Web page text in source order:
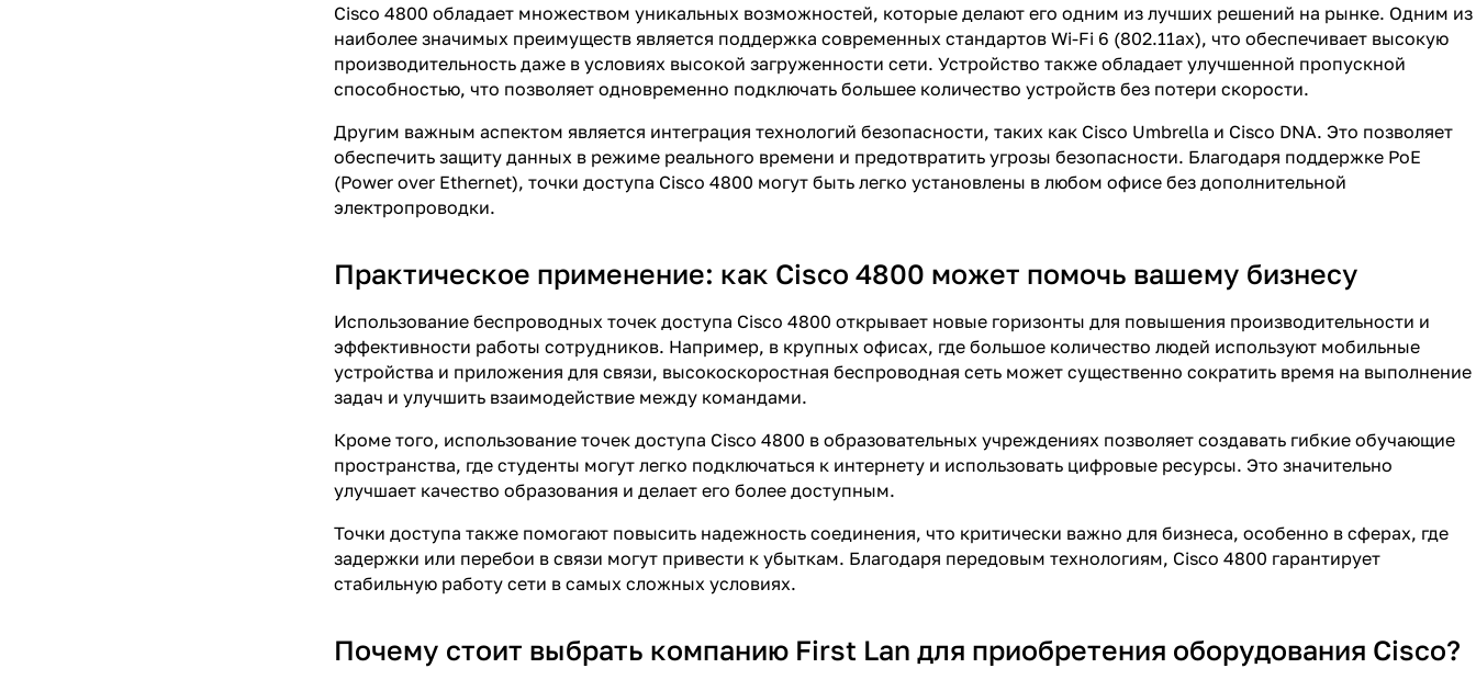
Cisco 4800 обладает множеством уникальных возможностей, которые делают его одним из лучших решений на рынке. Одним из
наиболее значимых преимуществ является поддержка современных стандартов Wi-Fi 6 (802.11ax), что обеспечивает высокую
производительность даже в условиях высокой загруженности сети. Устройство также обладает улучшенной пропускной
способностью, что позволяет одновременно подключать большее количество устройств без потери скорости.
Другим важным аспектом является интеграция технологий безопасности, таких как Cisco Umbrella и Cisco DNA. Это позволяет
обеспечить защиту данных в режиме реального времени и предотвратить угрозы безопасности. Благодаря поддержке PoE
(Power over Ethernet), точки доступа Cisco 4800 могут быть легко установлены в любом офисе без дополнительной
электропроводки.
Практическое применение: как Cisco 4800 может помочь вашему бизнесу
Использование беспроводных точек доступа Cisco 4800 открывает новые горизонты для повышения производительности и
эффективности работы сотрудников. Например, в крупных офисах, где большое количество людей используют мобильные
устройства и приложения для связи, высокоскоростная беспроводная сеть может существенно сократить время на выполнение
задач и улучшить взаимодействие между командами.
Кроме того, использование точек доступа Cisco 4800 в образовательных учреждениях позволяет создавать гибкие обучающие
пространства, где студенты могут легко подключаться к интернету и использовать цифровые ресурсы. Это значительно
улучшает качество образования и делает его более доступным.
Точки доступа также помогают повысить надежность соединения, что критически важно для бизнеса, особенно в сферах, где
задержки или перебои в связи могут привести к убыткам. Благодаря передовым технологиям, Cisco 4800 гарантирует
стабильную работу сети в самых сложных условиях.
Почему стоит выбрать компанию First Lan для приобретения оборудования Cisco?